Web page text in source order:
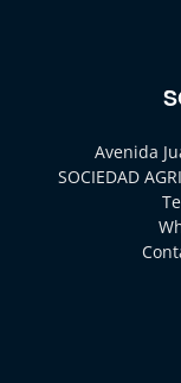
Avenida
SOCIEDAD